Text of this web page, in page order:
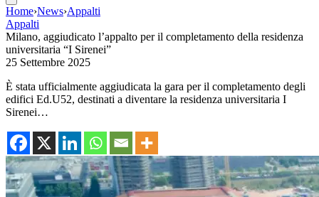
Home›News›Appalti
Appalti
Milano, aggiudicato l’appalto per il completamento della residenza
universitaria “I Sirenei”
25 Settembre 2025
È stata ufficialmente aggiudicata la gara per il completamento degli
edifici Ed.U52, destinati a diventare la residenza universitaria I
Sirenei…